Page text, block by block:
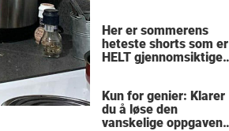
Her er sommerens
heteste shorts som er
HELT gjennomsiktige
Kun for genier: Klarer
du å løse den
vanskelige oppgaven